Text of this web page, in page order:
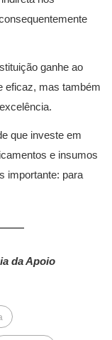
ganhe ao
eficaz, mas também
que investe em
e insumos
importante: para
da Apoio